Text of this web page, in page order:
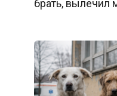
брать, вылечил